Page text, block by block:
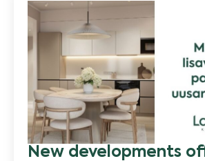
New developments